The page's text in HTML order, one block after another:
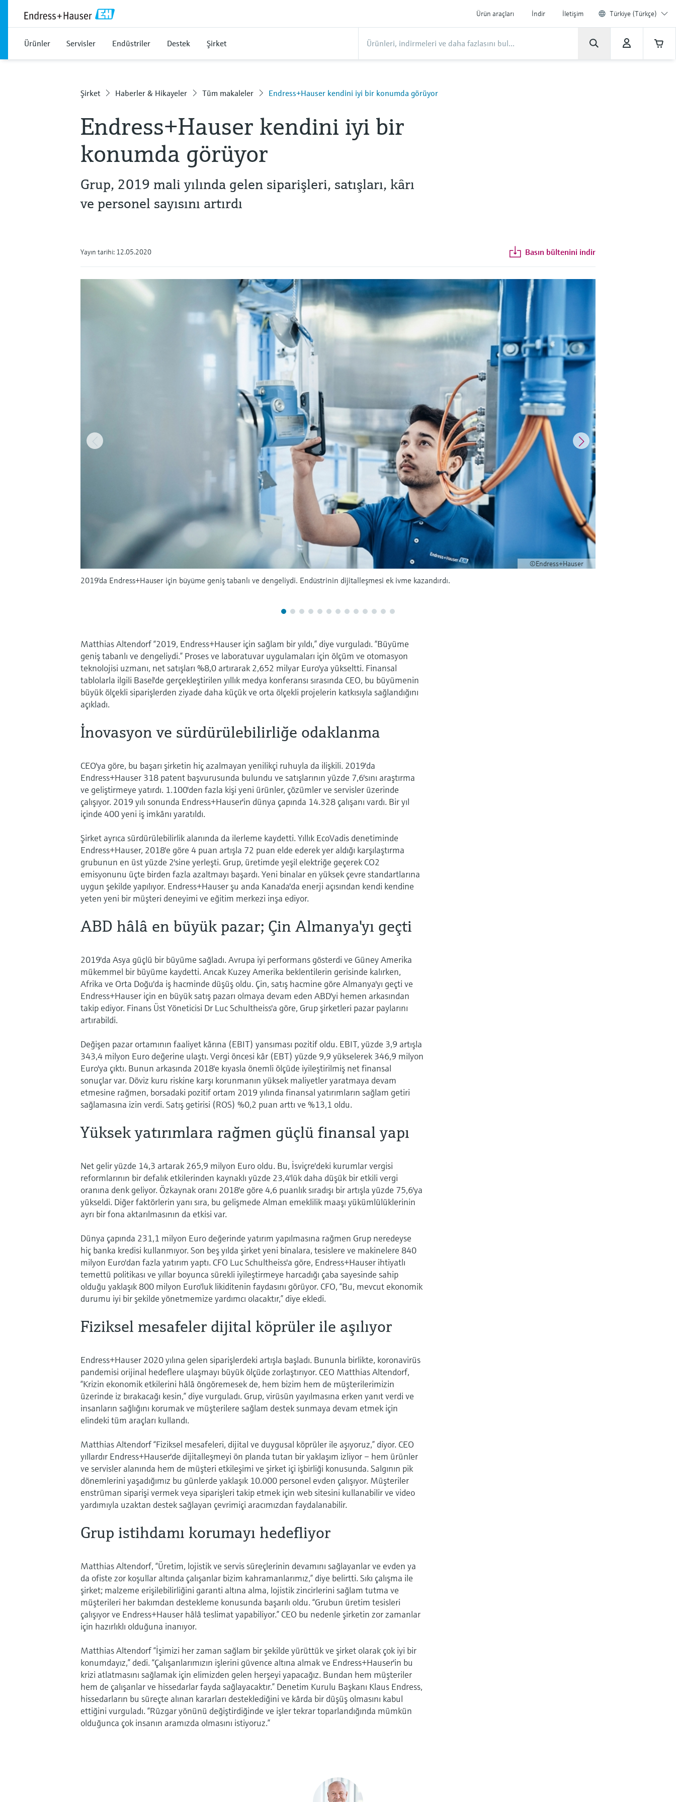
Ürün araçları İndir İletişim Türkiye (Türkçe)
Ürünler Servisler Endüstriler Destek Şirket
Şirket Haberler & Hikayeler Tüm makaleler Endress+Hauser kendini iyi bir konumda görüyor
Endress+Hauser kendini iyi bir
konumda görüyor
Grup, 2019 mali yılında gelen siparişleri, satışları, kârı
ve personel sayısını artırdı
Yayın tarihi: 12.05.2020 Basın bültenini indir
©Endress+Hauser
2019'da Endress+Hauser için büyüme geniş tabanlı ve dengeliydi. Endüstrinin dijitalleşmesi ek ivme kazandırdı.
Matthias Altendorf “2019, Endress+Hauser için sağlam bir yıldı,” diye vurguladı. “Büyüme
geniş tabanlı ve dengeliydi.” Proses ve laboratuvar uygulamaları için ölçüm ve otomasyon
teknolojisi uzmanı, net satışları %8,0 artırarak 2,652 milyar Euro'ya yükseltti. Finansal
tablolarla ilgili Basel'de gerçekleştirilen yıllık medya konferansı sırasında CEO, bu büyümenin
büyük ölçekli siparişlerden ziyade daha küçük ve orta ölçekli projelerin katkısıyla sağlandığını
açıkladı.
İnovasyon ve sürdürülebilirliğe odaklanma
CEO'ya göre, bu başarı şirketin hiç azalmayan yenilikçi ruhuyla da ilişkili. 2019'da
Endress+Hauser 318 patent başvurusunda bulundu ve satışlarının yüzde 7,6'sını araştırma
ve geliştirmeye yatırdı. 1.100'den fazla kişi yeni ürünler, çözümler ve servisler üzerinde
çalışıyor. 2019 yılı sonunda Endress+Hauser'in dünya çapında 14.328 çalışanı vardı. Bir yıl
içinde 400 yeni iş imkânı yaratıldı.
Şirket ayrıca sürdürülebilirlik alanında da ilerleme kaydetti. Yıllık EcoVadis denetiminde
Endress+Hauser, 2018'e göre 4 puan artışla 72 puan elde ederek yer aldığı karşılaştırma
grubunun en üst yüzde 2'sine yerleşti. Grup, üretimde yeşil elektriğe geçerek CO2
emisyonunu üçte birden fazla azaltmayı başardı. Yeni binalar en yüksek çevre standartlarına
uygun şekilde yapılıyor. Endress+Hauser şu anda Kanada'da enerji açısından kendi kendine
yeten yeni bir müşteri deneyimi ve eğitim merkezi inşa ediyor.
ABD hâlâ en büyük pazar; Çin Almanya'yı geçti
2019'da Asya güçlü bir büyüme sağladı. Avrupa iyi performans gösterdi ve Güney Amerika
mükemmel bir büyüme kaydetti. Ancak Kuzey Amerika beklentilerin gerisinde kalırken,
Afrika ve Orta Doğu'da iş hacminde düşüş oldu. Çin, satış hacmine göre Almanya'yı geçti ve
Endress+Hauser için en büyük satış pazarı olmaya devam eden ABD'yi hemen arkasından
takip ediyor. Finans Üst Yöneticisi Dr Luc Schultheiss'a göre, Grup şirketleri pazar paylarını
artırabildi.
Değişen pazar ortamının faaliyet kârına (EBIT) yansıması pozitif oldu. EBIT, yüzde 3,9 artışla
343,4 milyon Euro değerine ulaştı. Vergi öncesi kâr (EBT) yüzde 9,9 yükselerek 346,9 milyon
Euro'ya çıktı. Bunun arkasında 2018'e kıyasla önemli ölçüde iyileştirilmiş net finansal
sonuçlar var. Döviz kuru riskine karşı korunmanın yüksek maliyetler yaratmaya devam
etmesine rağmen, borsadaki pozitif ortam 2019 yılında finansal yatırımların sağlam getiri
sağlamasına izin verdi. Satış getirisi (ROS) %0,2 puan arttı ve %13,1 oldu.
Yüksek yatırımlara rağmen güçlü finansal yapı
Net gelir yüzde 14,3 artarak 265,9 milyon Euro oldu. Bu, İsviçre'deki kurumlar vergisi
reformlarının bir defalık etkilerinden kaynaklı yüzde 23,4'lük daha düşük bir etkili vergi
oranına denk geliyor. Özkaynak oranı 2018'e göre 4,6 puanlık sıradışı bir artışla yüzde 75,6'ya
yükseldi. Diğer faktörlerin yanı sıra, bu gelişmede Alman emeklilik maaşı yükümlülüklerinin
ayrı bir fona aktarılmasının da etkisi var.
Dünya çapında 231,1 milyon Euro değerinde yatırım yapılmasına rağmen Grup neredeyse
hiç banka kredisi kullanmıyor. Son beş yılda şirket yeni binalara, tesislere ve makinelere 840
milyon Euro'dan fazla yatırım yaptı. CFO Luc Schultheiss'a göre, Endress+Hauser ihtiyatlı
temettü politikası ve yıllar boyunca sürekli iyileştirmeye harcadığı çaba sayesinde sahip
olduğu yaklaşık 800 milyon Euro'luk likiditenin faydasını görüyor. CFO, “Bu, mevcut ekonomik
durumu iyi bir şekilde yönetmemize yardımcı olacaktır,” diye ekledi.
Fiziksel mesafeler dijital köprüler ile aşılıyor
Endress+Hauser 2020 yılına gelen siparişlerdeki artışla başladı. Bununla birlikte, koronavirüs
pandemisi orijinal hedeflere ulaşmayı büyük ölçüde zorlaştırıyor. CEO Matthias Altendorf,
“Krizin ekonomik etkilerini hâlâ öngöremesek de, hem bizim hem de müşterilerimizin
üzerinde iz bırakacağı kesin,” diye vurguladı. Grup, virüsün yayılmasına erken yanıt verdi ve
insanların sağlığını korumak ve müşterilere sağlam destek sunmaya devam etmek için
elindeki tüm araçları kullandı.
Matthias Altendorf “Fiziksel mesafeleri, dijital ve duygusal köprüler ile aşıyoruz,” diyor. CEO
yıllardır Endress+Hauser'de dijitalleşmeyi ön planda tutan bir yaklaşım izliyor – hem ürünler
ve servisler alanında hem de müşteri etkileşimi ve şirket içi işbirliği konusunda. Salgının pik
dönemlerini yaşadığımız bu günlerde yaklaşık 10.000 personel evden çalışıyor. Müşteriler
enstrüman siparişi vermek veya siparişleri takip etmek için web sitesini kullanabilir ve video
yardımıyla uzaktan destek sağlayan çevrimiçi aracımızdan faydalanabilir.
Grup istihdamı korumayı hedefliyor
Matthias Altendorf, “Üretim, lojistik ve servis süreçlerinin devamını sağlayanlar ve evden ya
da ofiste zor koşullar altında çalışanlar bizim kahramanlarımız,” diye belirtti. Sıkı çalışma ile
şirket; malzeme erişilebilirliğini garanti altına alma, lojistik zincirlerini sağlam tutma ve
müşterileri her bakımdan destekleme konusunda başarılı oldu. “Grubun üretim tesisleri
çalışıyor ve Endress+Hauser hâlâ teslimat yapabiliyor.” CEO bu nedenle şirketin zor zamanlar
için hazırlıklı olduğuna inanıyor.
Matthias Altendorf “İşimizi her zaman sağlam bir şekilde yürüttük ve şirket olarak çok iyi bir
konumdayız,” dedi. “Çalışanlarımızın işlerini güvence altına almak ve Endress+Hauser'in bu
krizi atlatmasını sağlamak için elimizden gelen herşeyi yapacağız. Bundan hem müşteriler
hem de çalışanlar ve hissedarlar fayda sağlayacaktır.” Denetim Kurulu Başkanı Klaus Endress,
hissedarların bu süreçte alınan kararları desteklediğini ve kârda bir düşüş olmasını kabul
ettiğini vurguladı. “Rüzgar yönünü değiştirdiğinde ve işler tekrar toparlandığında mümkün
olduğunca çok insanın aramızda olmasını istiyoruz.”